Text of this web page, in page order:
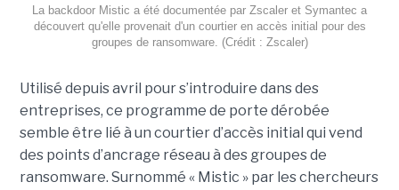
La backdoor Mistic a été documentée par Zscaler et Symantec a
découvert qu'elle provenait d'un courtier en accès initial pour des
groupes de ransomware. (Crédit : Zscaler)
Utilisé depuis avril pour s’introduire dans des
entreprises, ce programme de porte dérobée
semble être lié à un courtier d’accès initial qui vend
des points d’ancrage réseau à des groupes de
ransomware. Surnommé « Mistic » par les chercheurs